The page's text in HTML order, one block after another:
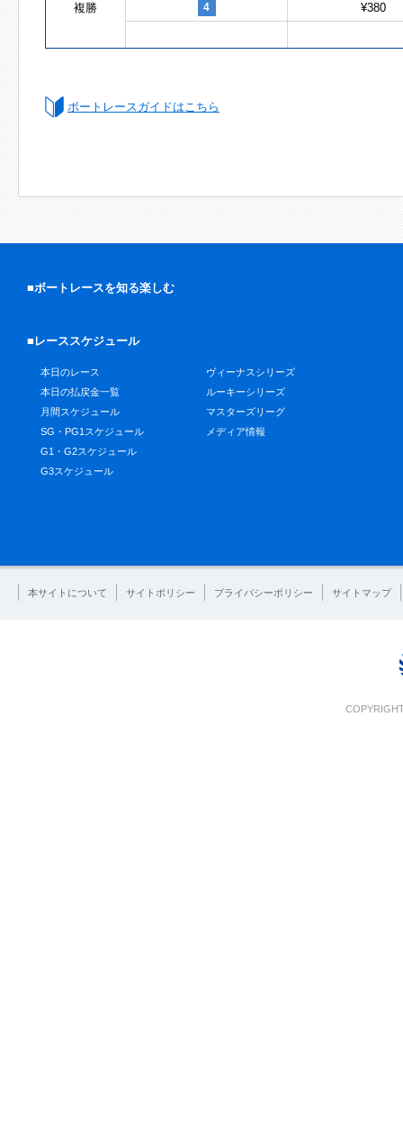
複勝 4 ¥380
ボートレースガイドはこちら
■ボートレースを知る楽しむ
■レーススケジュール
本日のレース
本日の払戻金一覧
月間スケジュール
SG・PG1スケジュール
G1・G2スケジュール
G3スケジュール
ヴィーナスシリーズ
ルーキーシリーズ
マスターズリーグ
メディア情報
本サイトについて サイトポリシー プライバシーポリシー サイトマップ